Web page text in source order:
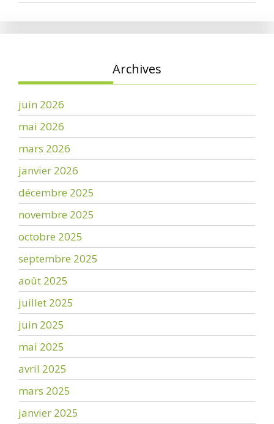
Archives
juin 2026
mai 2026
mars 2026
janvier 2026
décembre 2025
novembre 2025
octobre 2025
septembre 2025
août 2025
juillet 2025
juin 2025
mai 2025
avril 2025
mars 2025
janvier 2025